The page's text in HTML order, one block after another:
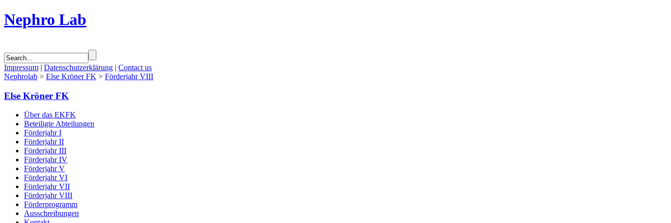
Nephro Lab
Impressum | Datenschutzerklärung | Contact us
Nephrolab > Else Kröner FK > Förderjahr VIII
Else Kröner FK
Über das EKFK
Beteiligte Abteilungen
Förderjahr I
Förderjahr II
Förderjahr III
Förderjahr IV
Förderjahr V
Förderjahr VI
Förderjahr VII
Förderjahr VIII
Förderprogramm
Ausschreibungen